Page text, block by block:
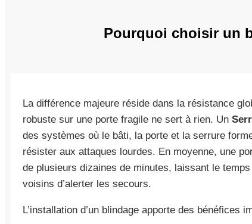
Pourquoi choisir un
La différence majeure réside dans la résistance
robuste sur une porte fragile ne sert à rien. Un
des systèmes où le bâti, la porte et la serrure
résister aux attaques lourdes. En moyenne, une
de plusieurs dizaines de minutes, laissant le
voisins d’alerter les secours.
L’installation d’un blindage apporte des bénéfices